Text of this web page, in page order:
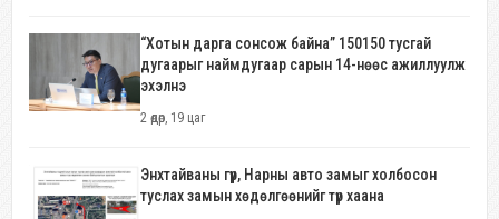
“Хотын дарга сонсож байна” 150150 тусгай
дугаарыг наймдугаар сарын 14-нөөс ажиллуулж
эхэлнэ
2 өдөр, 19 цаг
Энхтайваны гүүр, Нарны авто замыг холбосон
туслах замын хөдөлгөөнийг түр хаана